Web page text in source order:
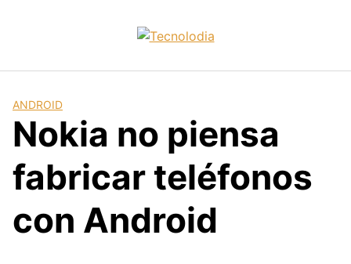
ANDROID
Nokia no piensa
fabricar teléfonos
con Android